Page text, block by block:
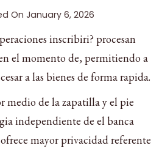
On January 6, 2026
inscribiri? procesan
el momento de, permitiendo a
a las bienes de forma rapida.
medio de la zapatilla y el pie
independiente de el banca
mayor privacidad referente